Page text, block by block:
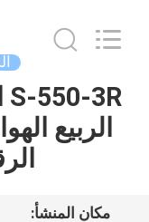
الصفحة
الرئيسية
Reserved.
الربيع
مكان المنشأ: